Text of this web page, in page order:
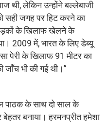
थी, लेकिन उन्होंने बल्लेबाजी
सही जगह पर हिट करने का
के खिलाफ खेलने के
2009 में, भारत के लिए डेब्यू
पेरी के खिलाफ 91 मीटर का
भी की गई थी।”
पाठक के साथ दो साल के
बनाया। हरमनप्रीत हमेशा